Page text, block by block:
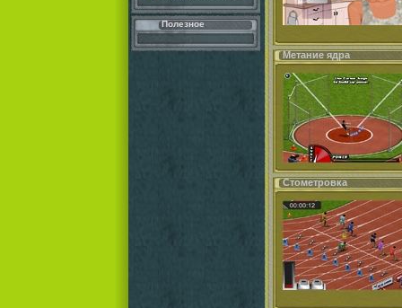
Полезное
Метание ядра
Стометровка